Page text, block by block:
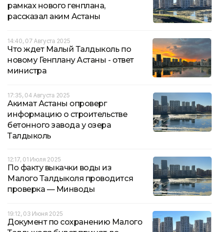
рамках нового генплана,
рассказал аким Астаны
14:40, 07 Августа 2025
Что ждет Малый Талдыколь по
новому Генплану Астаны - ответ
министра
17:35, 04 Августа 2025
Акимат Астаны опроверг
информацию о строительстве
бетонного завода у озера
Талдыколь
12:17, 01 Июля 2025
По факту выкачки воды из
Малого Талдыколя проводится
проверка — Минводы
19:12, 03 Июня 2025
Документ по сохранению Малого